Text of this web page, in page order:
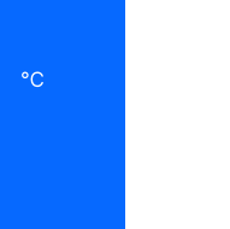
℃